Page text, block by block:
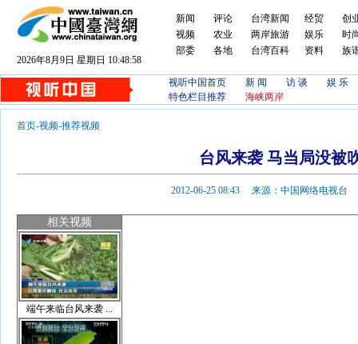
2026年8月9日 星期日 10:48:59
新闻
视频
部委
评论
农业
各地
台湾新闻
两岸旅游
台湾百科
经贸
娱乐
资料
创
时
族
视听中国首页 新 闻 访 谈
娱 乐
特色栏目推荐
海峡两岸
首页-视频-推荐视频
台风来袭 马当局没被
2012-06-25 08:43 来源：中国网络电视台
相关视频
端午来临台风来袭 ...